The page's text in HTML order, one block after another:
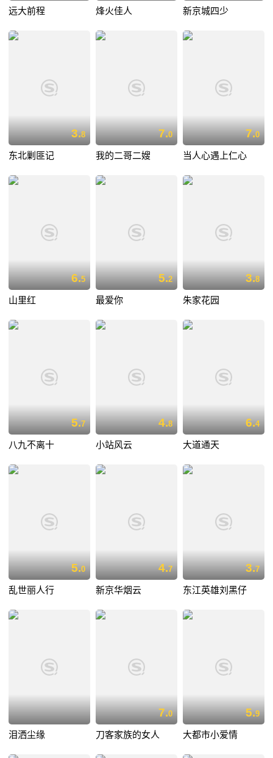
远大前程 烽火佳人 新京城四少
3.8
东北剿匪记
7.0
我的二哥二嫂
7.0
当人心遇上仁心
6.5
山里红
5.2
最爱你
3.8
朱家花园
5.7
八九不离十
4.8
小站风云
6.4
大道通天
5.0
乱世丽人行
4.7
新京华烟云
3.7
东江英雄刘黑仔
泪洒尘缘
7.0
刀客家族的女人
5.9
大都市小爱情